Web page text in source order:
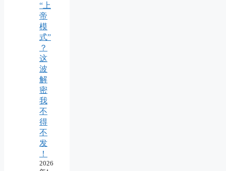
“上
帝
模
式”
？
这
波
解
密
我
不
得
不
发
！
2026